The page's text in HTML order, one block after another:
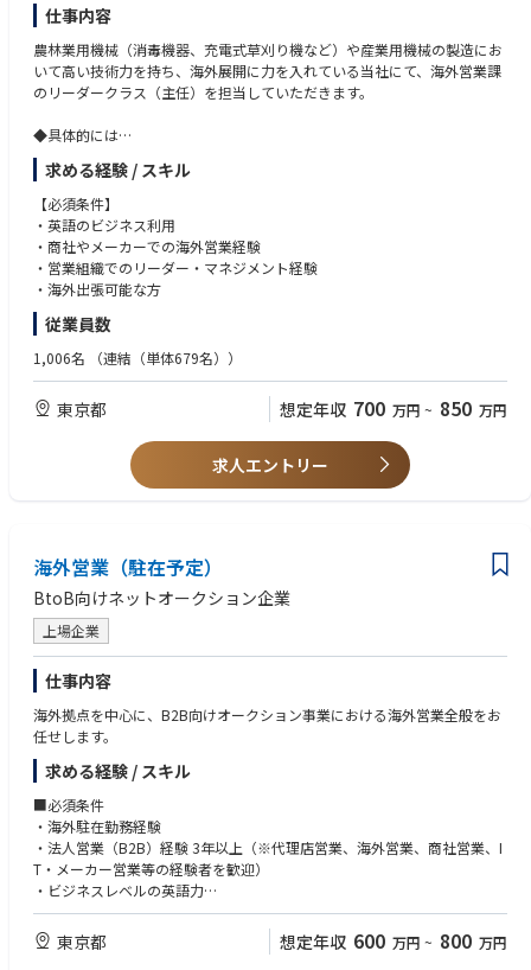
レチクル、先進パッケージング、プロセス装置、材料など、半導体エコシ
ステム全体における製造プロセスに影響を与える可能性のある欠陥やばら
つきを発見、特性評価、監視します。Semi PCは、革新的な技術、緊密な
連携、そしてダイナミックなグローバルチームの組み合わせを通じて、お
リング、営業、マーケティング、アプリケーション分野における人材を求
ソリューションを継続的に提供します。
■Key Responsibilities
Represent KLA to customers and vice versa in all sales-related activities.
Develop and execute strategic account plans to achieve revenue and gro
wth targets.
Identify customer needs and propose tailored solutions using KLA’s prod
uct portfolio.
Present product roadmaps and technical capabilities to customers.
Coordinate product demonstrations and technical discussions with inter
nal teams.
Prepare and negotiate pricing quotations and contracts in alignment wit
h company policies.
Monitor and follow up on order processing, delivery schedules, and acc
ounts receivable.
r support teams.
Provide regular sales forecasts and market intelligence to management.
■Group/Division
The Semiconductor Process Control (Semi PC) business unit designs, buil
ds, sells and supports a comprehensive product portfolio that ensures hi
gh-quality production of the chips that power the technologies of today
and the future, including AI, data centers, automotive and electronic devi
ces. Semi PC’s differentiated inspection, metrology and data analytic sys
tems discover, characterize and monitor the defects and variations that c
including high-performance logic chips, advanced memory chips, specia
lty semiconductors, wafers, reticles, advanced packaging, process equip
ment and materials. Semi PC solves our customers’ most critical challeng
es through a combination of innovative technologies, close collaboratio
ns, and a dynamic, global team. Semi PC is looking for talent in researc
h, engineering, sales, marketing, and applications to ensure continued pr
oduction of leading-edge process control solutions that drive our custo
Japanese N1(Native level)
English (Business level)
Ability to work independently and lead cross-functional teams.
Analytical mindset with problem-solving capabilities.
Experience with metrology, inspection, or lithography tools.
Familiarity with Japanese semiconductor manufacturers and their busine
ss culture.
Strategic thinking and ability to influence decision-makers.
仕事内容
農林業用機械（消毒機器、充電式草刈り機など）や産業用機械の製造にお
いて高い技術力を持ち、海外展開に力を入れている当社にて、海外営業課
のリーダークラス（主任）を担当していただきます。
◆具体的には
◎新規市場の開拓 ：未開拓国への訪問調査、市場分析、販売戦略
の立案、展示会への出店
◎既存代理店との関係強化 ：定期訪問、商談、新製品提案
◎新規代理店の開拓 ：候補先の選定、アプローチ、契約交渉
◎プレイングマネージャー ：特定地域や製品ラインの販売戦略の立案と実
行、進捗管理
◎市場調査 ：現地訪問による市場ニーズの把握、競合分
◎社内連携 ：開発部門や生産部門との連携による市場ニー
ズに合った製品提案
※海外出張は2～3ヶ月に一度、2週間程度の出張が発生します。
北米、アジア、中南米など
求める経験 / スキル
【必須条件】
・英語のビジネス利用
・商社やメーカーでの海外営業経験
・営業組織でのリーダー・マネジメント経験
・海外出張可能な方
従業員数
1,006名 （連結（単体679名））
東京都 想定年収 700 万円 ~ 850 万円
求人エントリー
海外営業（駐在予定）
BtoB向けネットオークション企業
上場企業
仕事内容
海外拠点を中心に、B2B向けオークション事業における海外営業全般をお
任せします。
求める経験 / スキル
■必須条件
・海外駐在勤務経験
・法人営業（B2B）経験 3年以上（※代理店営業、海外営業、商社営業、I
T・メーカー営業等の経験者を歓迎）
・ビジネスレベルの英語力
・普通自動車運転免許（※現地での顧客訪問・移動のため）
・高いコンプライアンス意識と自走力
東京都 想定年収 600 万円 ~ 800 万円